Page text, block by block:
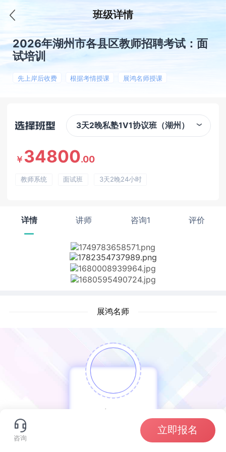
班级详情
2026年湖州市各县区教师招聘考试：面
试培训
先上岸后收费 根据考情授课 展鸿名师授课
3天2晚私塾1V1协议班（湖州）
￥ 34800.00
教师系统 面试班 3天2晚24小时
详情 讲师 咨询1 评价
展鸿名师
咨询
立即报名